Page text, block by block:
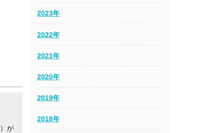
が
2023年
2022年
2021年
2020年
2019年
2018年